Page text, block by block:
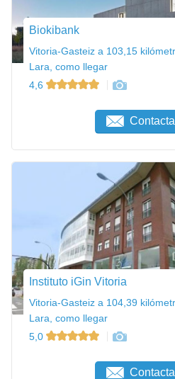
Biokibank
Vitoria-Gasteiz a 103,15
Lara, como llegar
4,6
Instituto iGin Vitoria
Vitoria-Gasteiz a 104,39
Lara, como llegar
5,0